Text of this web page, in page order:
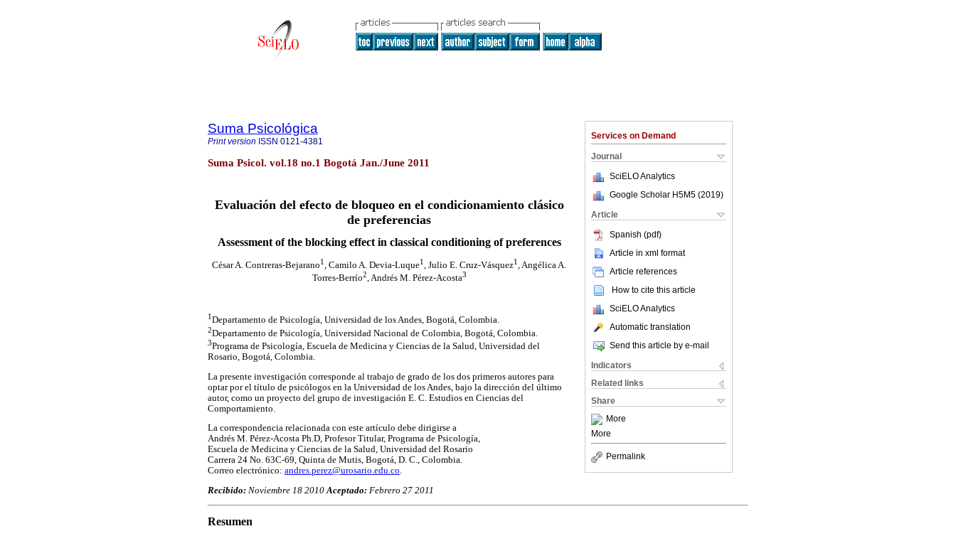
Services on Demand
Journal
SciELO Analytics
Google Scholar H5M5 (2019)
Article
Spanish (pdf)
Article in xml format
Article references
How to cite this article
SciELO Analytics
Automatic translation
Send this article by e-mail
Indicators
Related links
Share
More
More
Permalink
Suma Psicológica
Print version ISSN 0121-4381
Suma Psicol. vol.18 no.1 Bogotá Jan./June 2011
Evaluación del efecto de bloqueo en el condicionamiento clásico
de preferencias
Assessment of the blocking effect in classical conditioning of preferences
César A. Contreras-Bejarano1 , Camilo A. Devia-Luque1 , Julio E. Cruz-Vásquez1 , Angélica A.
Torres-Berrío2, Andrés M. Pérez-Acosta3
1Departamento de Psicología, Universidad de los Andes, Bogotá, Colombia.
2Departamento de Psicología, Universidad Nacional de Colombia, Bogotá, Colombia.
3Programa de Psicología, Escuela de Medicina y Ciencias de la Salud, Universidad del
Rosario, Bogotá, Colombia.
La presente investigación corresponde al trabajo de grado de los dos primeros autores para
optar por el título de psicólogos en la Universidad de los Andes, bajo la dirección del último
autor, como un proyecto del grupo de investigación E. C. Estudios en Ciencias del
Comportamiento.
La correspondencia relacionada con este artículo debe dirigirse a
Andrés M. Pérez-Acosta Ph.D, Profesor Titular, Programa de Psicología,
Escuela de Medicina y Ciencias de la Salud, Universidad del Rosario
Carrera 24 No. 63C-69, Quinta de Mutis, Bogotá, D. C., Colombia.
Correo electrónico: andres.perez@urosario.edu.co.
Recibido: Noviembre 18 2010 Aceptado: Febrero 27 2011
Resumen